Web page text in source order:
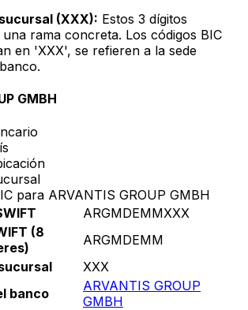
(XXX): Estos 3 dígitos
rama concreta. Los códigos BIC
en 'XXX', se refieren a la sede
GMBH
para ARVANTIS GROUP GMBH
ARGMDEMMXXX
(8
ARGMDEMM
XXX
banco
ARVANTIS GROUP
GMBH